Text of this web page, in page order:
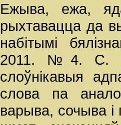
Ежыва, ежа,
рыхтавацца да
набітымі
2011. №4. С.
слоўнікавыя
слова па
варыва, сочыва